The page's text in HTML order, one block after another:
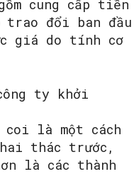
cung cấp tiền
trao đổi ban đầu
giá do tính cơ
ty khởi
coi là một cách
thác trước,
là các thành